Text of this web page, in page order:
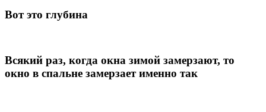
Вот это глубина
Всякий раз, когда окна зимой замерзают, то
окно в спальне замерзает именно так